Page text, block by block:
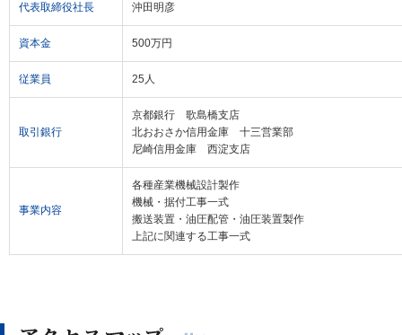
代表取締役社長 沖田明彦
資本金 500万円
従業員 25人
取引銀行
京都銀行 歌島橋支店
北おおさか信用金庫 十三営業部
尼崎信用金庫 西淀支店
事業内容
各種産業機械設計製作
機械・据付工事一式
搬送装置・油圧配管・油圧装置製作
上記に関連する工事一式